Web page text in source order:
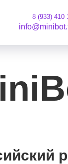
8 (933) 410